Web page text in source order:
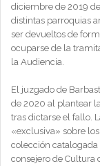
diciembre de 2019
distintas parroquias
ser devueltos de
ocuparse de la
la Audiencia.
El juzgado de
de 2020 al plantear
tras dictarse el fallo.
«exclusiva» sobre
colección catalogada
consejero de Cultura